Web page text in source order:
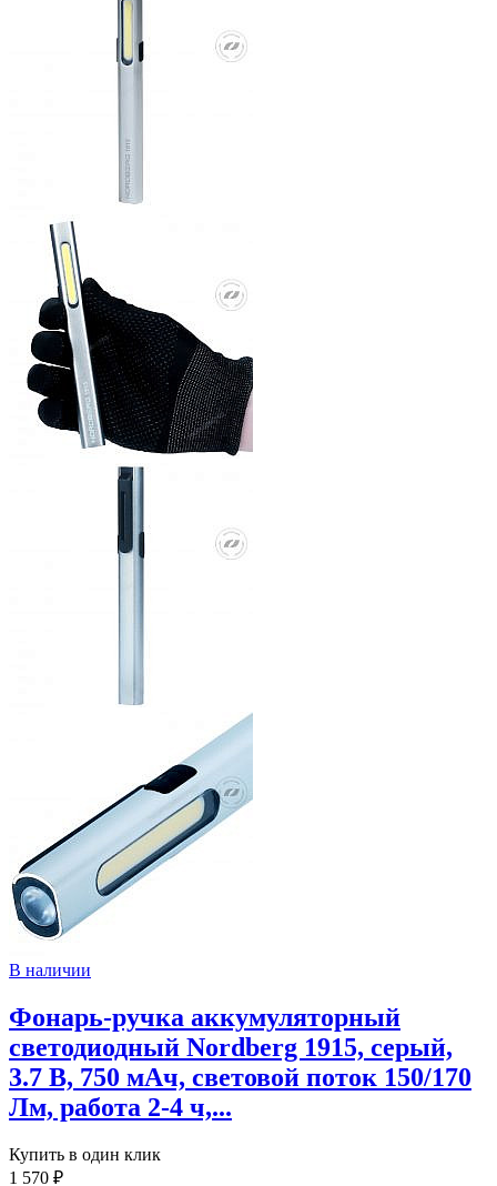
В наличии
Фонарь-ручка аккумуляторный
светодиодный Nordberg 1915, серый,
3.7 В, 750 мАч, световой поток 150/170
Лм, работа 2-4 ч,...
Купить в один клик
1 570 ₽